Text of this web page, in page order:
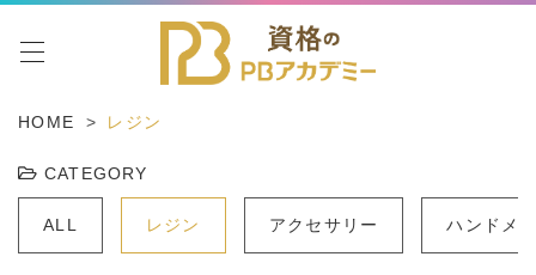
toggle navigation
HOME レジン
CATEGORY
ALL レジン アクセサリー ハンドメ